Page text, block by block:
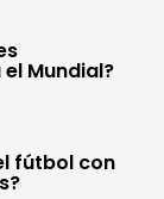
Mundial?
fútbol con